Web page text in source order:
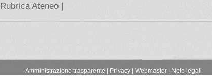
Rubrica Ateneo |
Amministrazione trasparente Privacy | Webmaster | Note legali